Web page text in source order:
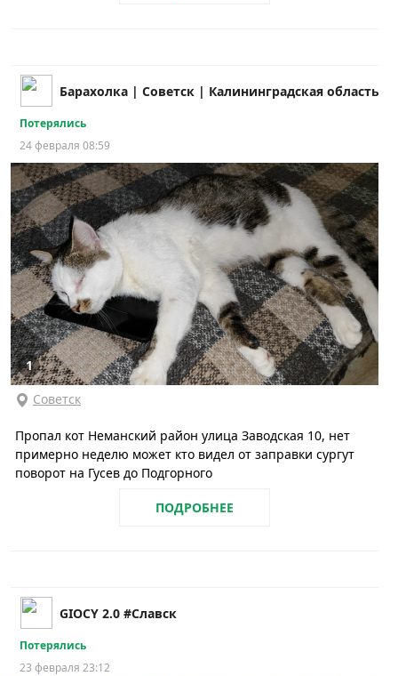
Барахолка | Советск | Калининградская область
Потерялись
24 февраля 08:59
1
Советск
Пропал кот Неманский район улица Заводская 10, нет
примерно неделю может кто видел от заправки сургут
поворот на Гусев до Подгорного
ПОДРОБНЕЕ
GIOCY 2.0 #Славск
Потерялись
23 февраля 23:12